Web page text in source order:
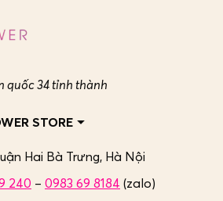
quốc 34 tỉnh thành
STORE
Hai Bà Trưng, Hà Nội
240 – 0983 69 8184 (zalo)